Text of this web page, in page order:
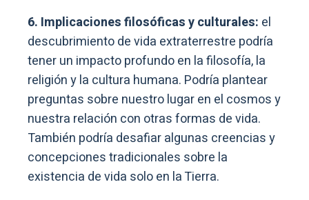
6. Implicaciones filosóficas y culturales: el
descubrimiento de vida extraterrestre podría
tener un impacto profundo en la filosofía, la
religión y la cultura humana. Podría plantear
preguntas sobre nuestro lugar en el cosmos y
nuestra relación con otras formas de vida.
También podría desafiar algunas creencias y
concepciones tradicionales sobre la
existencia de vida solo en la Tierra.